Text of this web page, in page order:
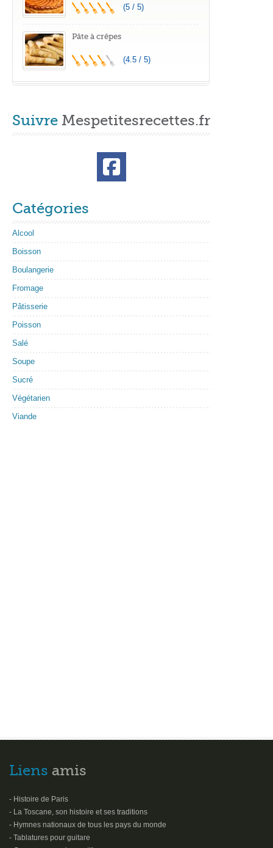
(5 / 5)
Pâte à crêpes
(4.5 / 5)
Suivre Mespetitesrecettes.fr
Catégories
Alcool
Boisson
Boulangerie
Fromage
Pâtisserie
Poisson
Salé
Soupe
Sucré
Végétarien
Viande
Liens amis
- Histoire de Paris
- La Toscane, son histoire et ses traditions
- Hymnes nationaux de tous les pays du monde
- Tablatures pour guitare